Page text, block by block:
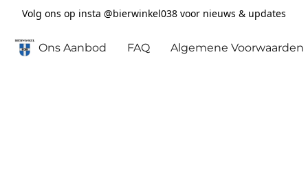
Volg ons op insta @bierwinkel038 voor nieuws & updates
Ons Aanbod FAQ Algemene Voorwaarden